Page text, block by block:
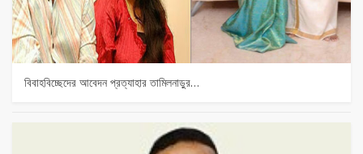
বিবাহবিচ্ছেদের আবেদন প্রত্যাহার তামিলনাড়ুর…